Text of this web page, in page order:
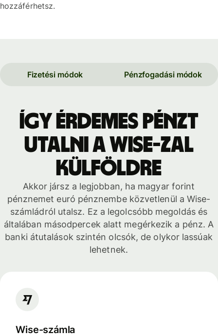
hozzáférhetsz.
Fizetési módok Pénzfogadási módok
Így érdemes pénzt
utalni a Wise-zal
külföldre
Akkor jársz a legjobban, ha magyar forint
pénznemet euró pénznembe közvetlenül a Wise-
számládról utalsz. Ez a legolcsóbb megoldás és
általában másodpercek alatt megérkezik a pénz. A
banki átutalások szintén olcsók, de olykor lassúak
lehetnek.
Wise-számla